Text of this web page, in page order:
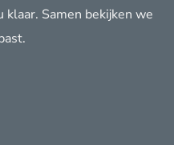
Samen bekijken we